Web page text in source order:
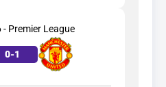
Premier League
0-1